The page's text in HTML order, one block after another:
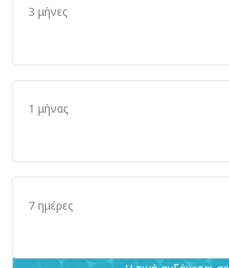
3 μήνες
1 μήνας
7 ημέρες